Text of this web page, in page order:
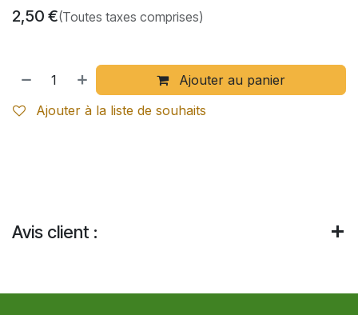
2,50 €(Toutes taxes comprises)
Ajouter au panier
Ajouter à la liste de souhaits
Avis client :